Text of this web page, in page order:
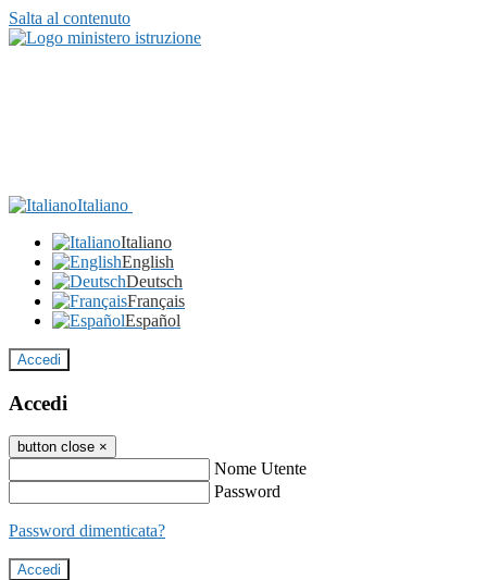
Salta al contenuto
Italiano
Italiano
English
Deutsch
Français
Español
Accedi
Accedi
button close ×
Nome Utente
Password
Password dimenticata?